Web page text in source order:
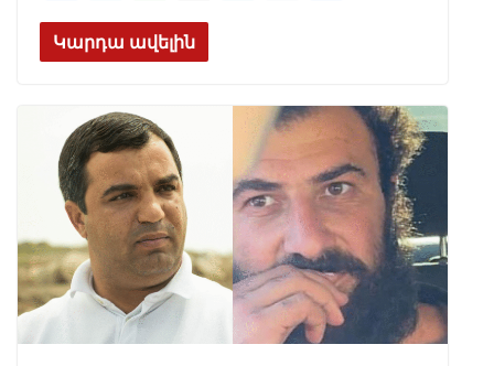
ac
e
o
o
k
el
e
a
m
h
at
A
p
p
dI
n
Կարդա ավելին